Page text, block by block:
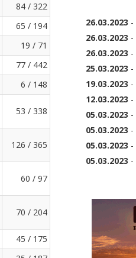
84 / 322
65 / 194
19 / 71
77 / 442
6 / 148
53 / 338
126 / 365
60 / 97
70 / 204
45 / 175
26.03.2023 -
26.03.2023 -
26.03.2023 -
25.03.2023 -
19.03.2023 -
12.03.2023 -
05.03.2023 -
05.03.2023 -
05.03.2023 -
05.03.2023 -